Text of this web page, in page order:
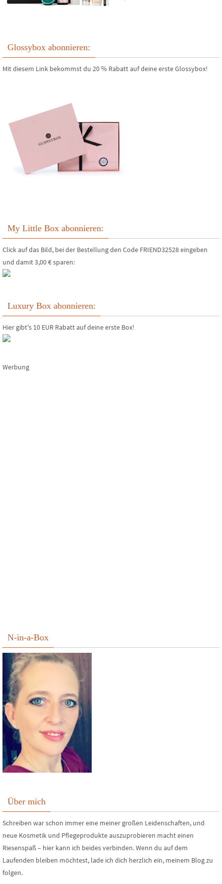
Glossybox abonnieren:
Mit diesem Link bekommst du 20 % Rabatt auf deine erste Glossybox!
My Little Box abonnieren:
Click auf das Bild, bei der Bestellung den Code FRIEND32528 eingeben
und damit 3,00 € sparen:
Luxury Box abonnieren:
Hier gibt's 10 EUR Rabatt auf deine erste Box!
Werbung
N-in-a-Box
Über mich
Schreiben war schon immer eine meiner großen Leidenschaften, und
neue Kosmetik und Pflegeprodukte auszuprobieren macht einen
Riesenspaß – hier kann ich beides verbinden. Wenn du auf dem
Laufenden bleiben möchtest, lade ich dich herzlich ein, meinem Blog zu
folgen.